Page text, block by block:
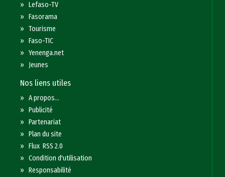
»Lefaso-TV
»Fasorama
»Tourisme
»Faso-TIC
»Yenenga.net
» Jeunes
Nos liens utiles
»A propos...
»Publicité
»Partenariat
»Plan du site
»Flux RSS 2.0
»Condition d'utilisation
»Responsabilité